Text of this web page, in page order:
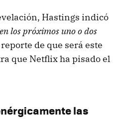
Hastings indicó
los próximos uno o dos
de que será este
que Netflix ha pisado el
las